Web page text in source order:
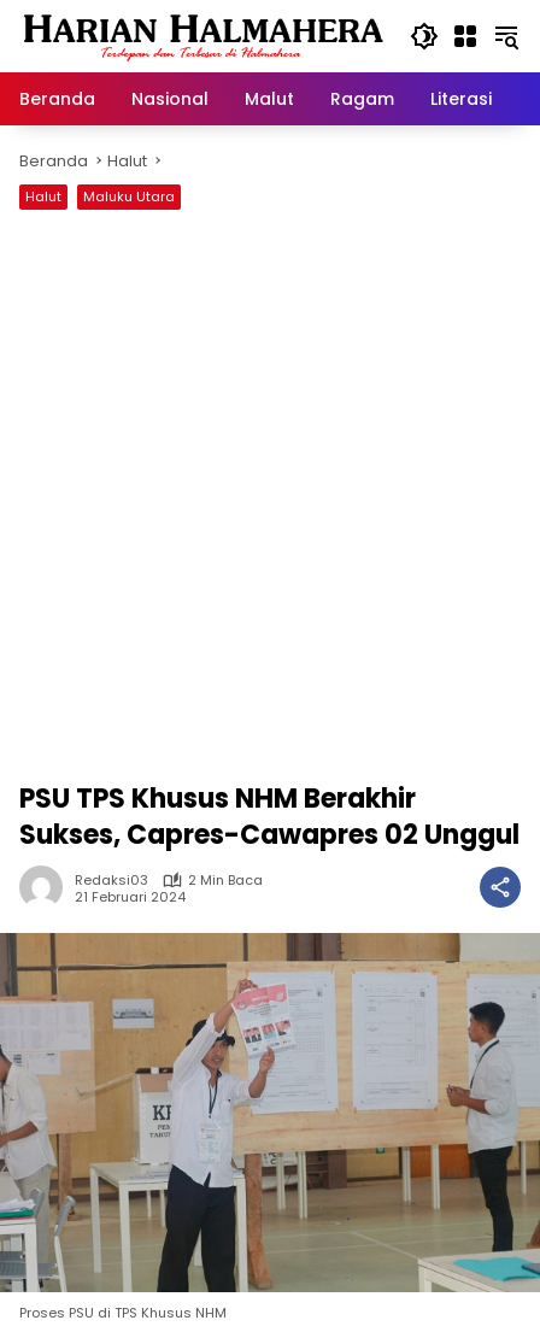
Langsung
Beranda
Nasional Malut Ragam Literasi
Beranda Halut
Halut Maluku Utara
PSU TPS Khusus NHM Berakhir
Sukses, Capres-Cawapres 02 Unggul
Redaksi03
2 Min Baca
21 Februari 2024
Proses PSU di TPS Khusus NHM